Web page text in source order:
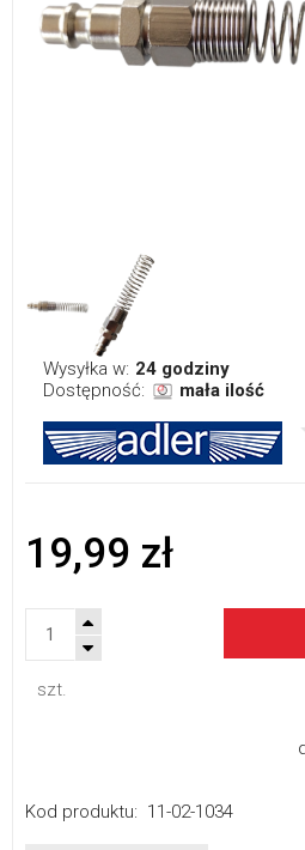
Wysyłka w: 24 godziny
Dostępność:
mała ilość
19,99 zł
szt.
Kod produktu: 11-02-1034